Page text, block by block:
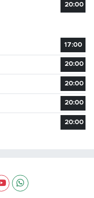
20:00
17:00
20:00
20:00
20:00
20:00